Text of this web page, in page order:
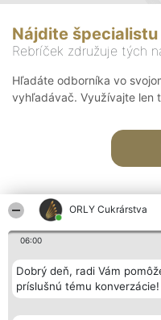
ORLY Cukrárstva
06:00
Dobrý deň, radi Vám
príslušnú tému konverzácie!
Nájdite špecialistu
Rebríček združuje tých
Hľadáte odborníka vo
vyhľadávač. Využívajte len
Organizátor hodnotenia
Bright Side Solutions sp. z o.
o. sp. k.
Wrocław 50-079